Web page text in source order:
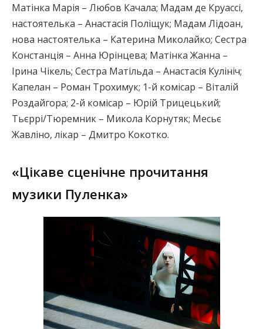
Матінка Марія – Любов Качала; Мадам де Круассі,
настоятелька – Анастасія Поліщук; Мадам Лідоан,
нова настоятелька – Катерина Миколайко; Сестра
Констанція – Анна Юрінцева; Матінка Жанна –
Ірина Чікель; Сестра Матільда – Анастасія Кулініч;
Капелан – Роман Трохимук; 1-й комісар – Віталій
Роздайгора; 2-й комісар – Юрій Трицецький;
Тьєррі/Тюремник – Микола Корнутяк; Месьє
Жавліно, лікар – Дмитро Кокотко.
«Цікаве сценічне прочитання
музики Пуленка»